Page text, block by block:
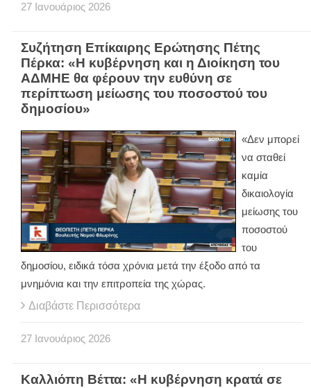
27 Ιανουάριος 2026
Συζήτηση Επίκαιρης Ερώτησης Πέτης
Πέρκα: «Η κυβέρνηση και η Διοίκηση του
ΑΔΜΗΕ θα φέρουν την ευθύνη σε
περίπτωση μείωσης του ποσοστού του
δημοσίου»
«Δεν μπορεί
να σταθεί
καμία
δικαιολογία
μείωσης του
ποσοστού
του
δημοσίου, ειδικά τόσα χρόνια μετά την έξοδο από τα
μνημόνια και την επιτροπεία της χώρας.
Διαβάστε Περισσότερα
27 Ιανουάριος 2026
Καλλιόπη Βέττα: «Η κυβέρνηση κρατά σε